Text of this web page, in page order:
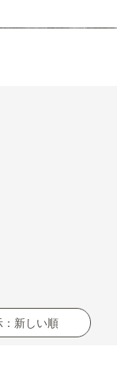
：新しい順